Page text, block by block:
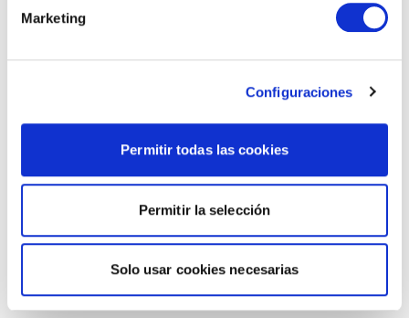
Marketing
Configuraciones
Permitir todas las cookies
Permitir la selección
Solo usar cookies necesarias